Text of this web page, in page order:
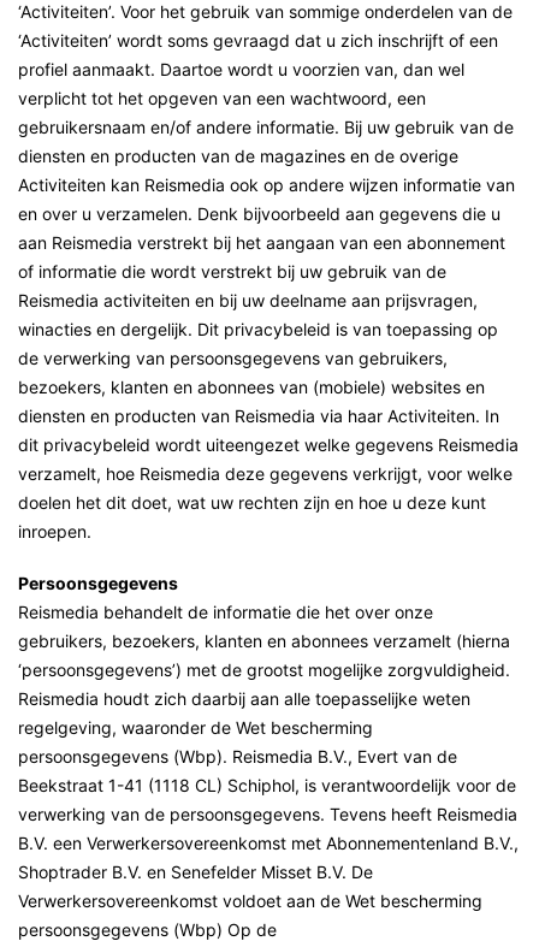
‘Activiteiten’. Voor het gebruik van sommige onderdelen van de
‘Activiteiten’ wordt soms gevraagd dat u zich inschrijft of een
profiel aanmaakt. Daartoe wordt u voorzien van, dan wel
verplicht tot het opgeven van een wachtwoord, een
gebruikersnaam en/of andere informatie. Bij uw gebruik van de
diensten en producten van de magazines en de overige
Activiteiten kan Reismedia ook op andere wijzen informatie van
en over u verzamelen. Denk bijvoorbeeld aan gegevens die u
aan Reismedia verstrekt bij het aangaan van een abonnement
of informatie die wordt verstrekt bij uw gebruik van de
Reismedia activiteiten en bij uw deelname aan prijsvragen,
winacties en dergelijk. Dit privacybeleid is van toepassing op
de verwerking van persoonsgegevens van gebruikers,
bezoekers, klanten en abonnees van (mobiele) websites en
diensten en producten van Reismedia via haar Activiteiten. In
dit privacybeleid wordt uiteengezet welke gegevens Reismedia
verzamelt, hoe Reismedia deze gegevens verkrijgt, voor welke
doelen het dit doet, wat uw rechten zijn en hoe u deze kunt
inroepen.
Persoonsgegevens
Reismedia behandelt de informatie die het over onze
gebruikers, bezoekers, klanten en abonnees verzamelt (hierna
‘persoonsgegevens’) met de grootst mogelijke zorgvuldigheid.
Reismedia houdt zich daarbij aan alle toepasselijke weten
regelgeving, waaronder de Wet bescherming
persoonsgegevens (Wbp). Reismedia B.V., Evert van de
Beekstraat 1-41 (1118 CL) Schiphol, is verantwoordelijk voor de
verwerking van de persoonsgegevens. Tevens heeft Reismedia
B.V. een Verwerkersovereenkomst met Abonnementenland B.V.,
Shoptrader B.V. en Senefelder Misset B.V. De
Verwerkersovereenkomst voldoet aan de Wet bescherming
persoonsgegevens (Wbp) Op de